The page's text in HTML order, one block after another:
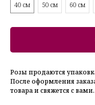
40 см
50 см 60 см
Розы продаются
После оформления
товара и свяжется с вами.